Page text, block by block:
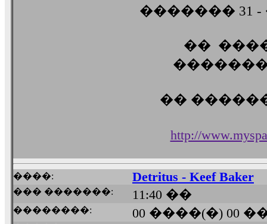
������� 31 -
��
��
http://
����: Detritus - Keef Baker
��� �������: 11:40 ��
��������: 00 ����(�) 00